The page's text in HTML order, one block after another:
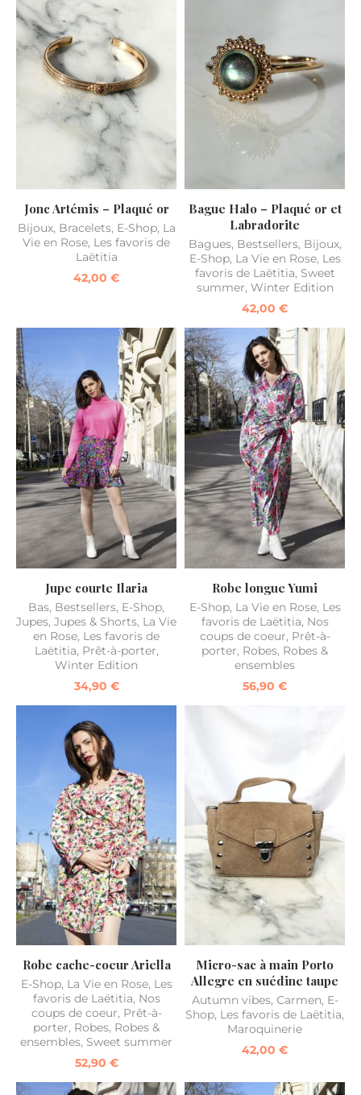
Jonc Artémis – Plaqué or
Bijoux, Bracelets, E-Shop, La
Vie en Rose, Les favoris de
Laëtitia
42,00 €
Bague Halo – Plaqué or et
Labradorite
Bagues, Bestsellers, Bijoux,
E-Shop, La Vie en Rose, Les
favoris de Laëtitia, Sweet
summer, Winter Edition
42,00 €
Jupe courte Ilaria
Bas, Bestsellers, E-Shop,
Jupes, Jupes & Shorts, La Vie
en Rose, Les favoris de
Laëtitia, Prêt-à-porter,
Winter Edition
34,90 €
Robe longue Yumi
E-Shop, La Vie en Rose, Les
favoris de Laëtitia, Nos
coups de coeur, Prêt-à-
porter, Robes, Robes &
ensembles
56,90 €
Robe cache-coeur Ariella
E-Shop, La Vie en Rose, Les
favoris de Laëtitia, Nos
coups de coeur, Prêt-à-
porter, Robes, Robes &
ensembles, Sweet summer
52,90 €
Micro-sac à main Porto
Allegre en suédine taupe
Autumn vibes, Carmen, E-
Shop, Les favoris de Laëtitia,
Maroquinerie
42,00 €